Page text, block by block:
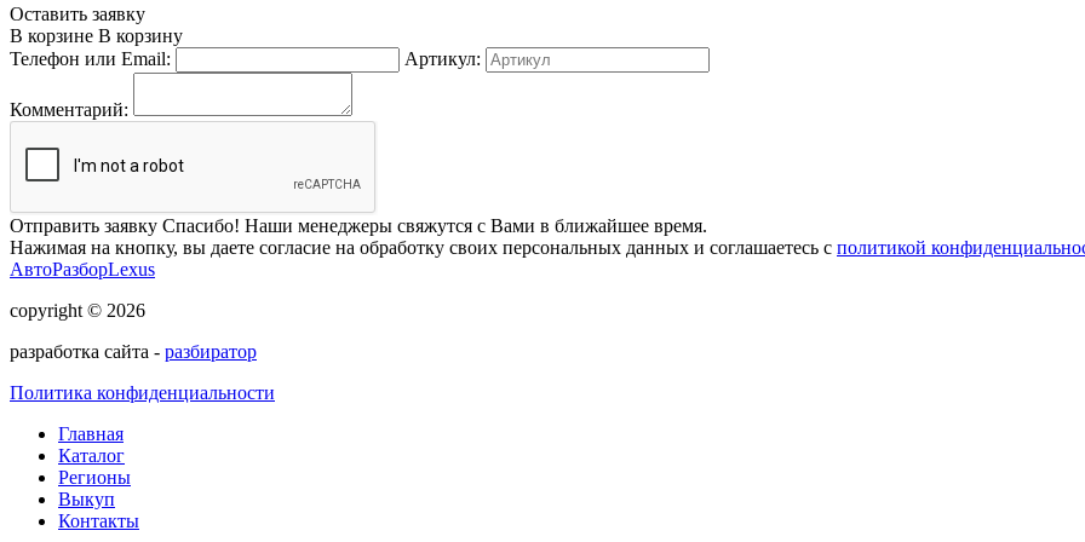
Оставить заявку
В корзине В корзину
Телефон или Email:
Артикул:
Комментарий:
Отправить заявку Спасибо! Наши менеджеры свяжутся с Вами в ближайшее время.
Нажимая на кнопку, вы даете согласие на обработку своих персональных данных и соглашаетесь с политикой
АвтоРазборLexus
copyright © 2026
разработка сайта - разбиратор
Политика конфиденциальности
Главная
Каталог
Регионы
Выкуп
Контакты